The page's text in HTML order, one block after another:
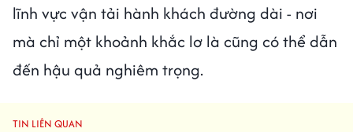
lĩnh vực vận tải hành khách đường dài - nơi
mà chỉ một khoảnh khắc lơ là cũng có thể dẫn
đến hậu quả nghiêm trọng.
TIN LIÊN QUAN